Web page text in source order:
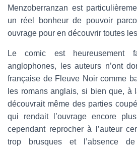
Menzoberranzan est
un réel bonheur de pouvoir
ouvrage pour en découvrir toutes
Le comic est heureusement
anglophones, les auteurs n’ont
française de Fleuve Noir comme
les romans anglais, si bien que, à
découvrait même des parties
qui rendait l’ouvrage encore
cependant reprocher à l’auteur
trop brusques et l’absence